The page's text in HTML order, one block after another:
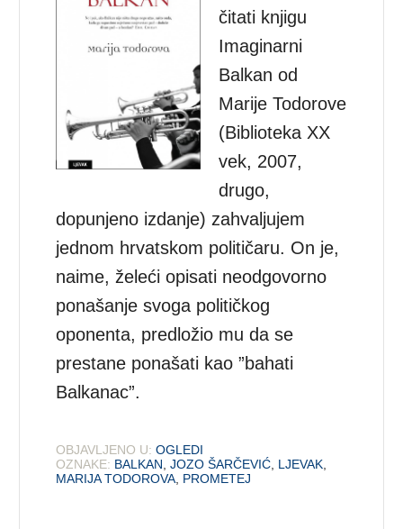
čitati knjigu
Imaginarni
Balkan od
Marije Todorove
(Biblioteka XX
vek, 2007,
drugo,
dopunjeno izdanje) zahvaljujem
jednom hrvatskom političaru. On je,
naime, želeći opisati neodgovorno
ponašanje svoga političkog
oponenta, predložio mu da se
prestane ponašati kao ”bahati
Balkanac”.
OBJAVLJENO U: OGLEDI
OZNAKE: BALKAN ,JOZO ŠARČEVIĆ LJEVAK
MARIJA TODOROVA PROMETEJ